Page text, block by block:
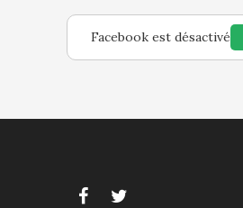
Facebook est désactivé